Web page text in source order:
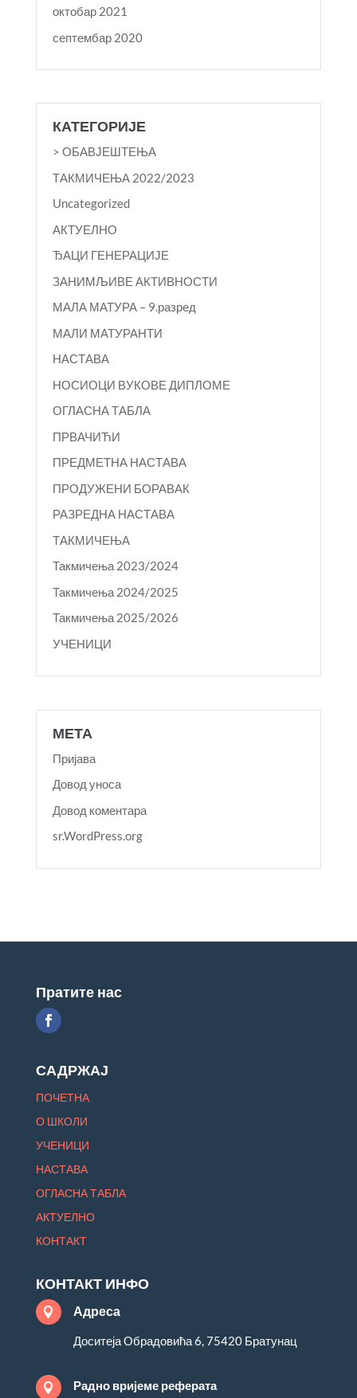
октобар 2021
септембар 2020
КАТЕГОРИЈЕ
> ОБАВЈЕШТЕЊА
TАКМИЧЕЊА 2022/2023
Uncategorized
АКТУЕЛНО
ЂАЦИ ГЕНЕРАЦИЈЕ
ЗАНИМЉИВЕ АКТИВНОСТИ
МАЛА МАТУРА – 9.разред
МАЛИ МАТУРАНТИ
НАСТАВА
НОСИОЦИ ВУКОВЕ ДИПЛОМЕ
ОГЛАСНА ТАБЛА
ПРВАЧИЋИ
ПРЕДМЕТНА НАСТАВА
ПРОДУЖЕНИ БОРАВАК
РАЗРЕДНА НАСТАВА
ТАКМИЧЕЊА
Такмичења 2023/2024
Такмичења 2024/2025
Такмичења 2025/2026
УЧЕНИЦИ
МЕТА
Пријава
Довод уноса
Довод коментара
sr.WordPress.org
Пратите нас
САДРЖАЈ
ПОЧЕТНА
О ШКОЛИ
УЧЕНИЦИ
НАСТАВА
ОГЛАСНА ТАБЛА
АКТУЕЛНО
КОНТАКТ
КОНТАКТ ИНФО
 Адреса
Доситеја Обрадовића 6, 75420 Братунац
 Радно вријеме реферата